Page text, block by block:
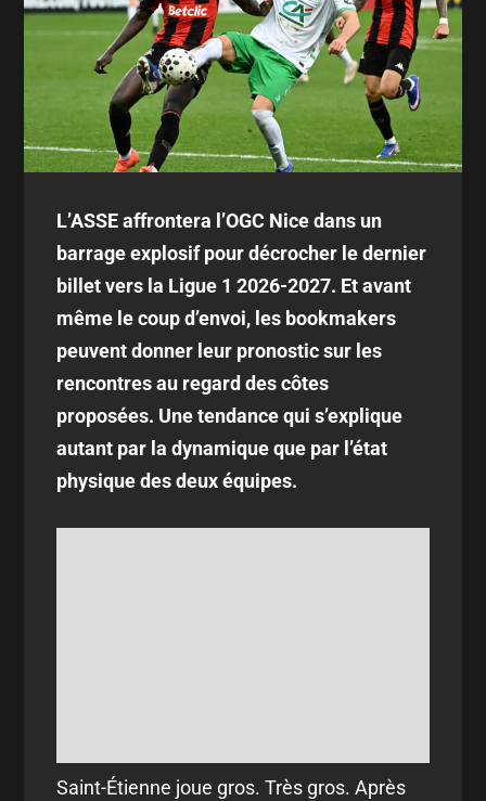
L’ASSE affrontera l’OGC Nice dans un
barrage explosif pour décrocher le dernier
billet vers la Ligue 1 2026-2027. Et avant
même le coup d’envoi, les bookmakers
peuvent donner leur pronostic sur les
rencontres au regard des côtes
proposées. Une tendance qui s’explique
autant par la dynamique que par l’état
physique des deux équipes.
Saint-Étienne joue gros. Très gros. Après